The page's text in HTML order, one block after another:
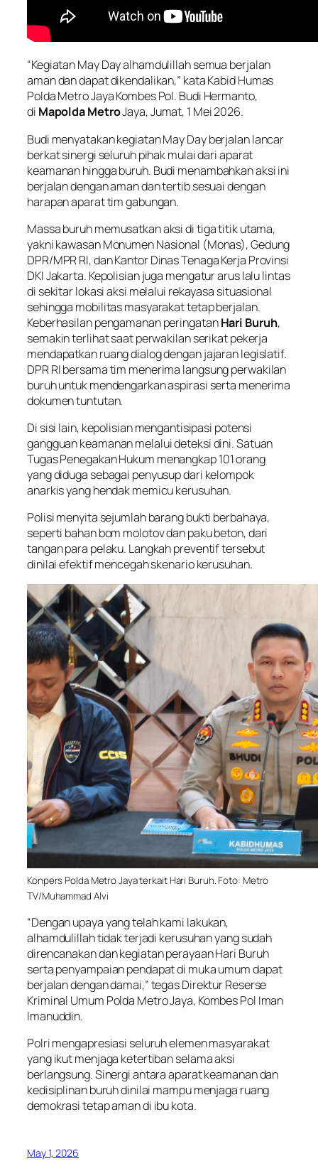
“Kegiatan May Day alhamdulillah semua berjalan
aman dan dapat dikendalikan,” kata Kabid Humas
Polda Metro Jaya Kombes Pol. Budi Hermanto,
di Mapolda MetroJaya, Jumat, 1 Mei 2026.
Budi menyatakan kegiatan May Day berjalan lancar
berkat sinergi seluruh pihak mulai dari aparat
keamanan hingga buruh. Budi menambahkan aksi ini
berjalan dengan aman dan tertib sesuai dengan
harapan aparat tim gabungan.
Massa buruh memusatkan aksi di tiga titik utama,
yakni kawasan Monumen Nasional (Monas), Gedung
DPR/MPR RI, dan Kantor Dinas Tenaga Kerja Provinsi
DKI Jakarta. Kepolisian juga mengatur arus lalu lintas
di sekitar lokasi aksi melalui rekayasa situasional
sehingga mobilitas masyarakat tetap berjalan.
Keberhasilan pengamanan peringatanHari Buruh,
semakin terlihat saat perwakilan serikat pekerja
mendapatkan ruang dialog dengan jajaran legislatif.
DPR RI bersama tim menerima langsung perwakilan
buruh untuk mendengarkan aspirasi serta menerima
dokumen tuntutan.
Di sisi lain, kepolisian mengantisipasi potensi
gangguan keamanan melalui deteksi dini. Satuan
Tugas Penegakan Hukum menangkap 101 orang
yang diduga sebagai penyusup dari kelompok
anarkis yang hendak memicu kerusuhan.
Polisi menyita sejumlah barang bukti berbahaya,
seperti bahan bom molotov dan paku beton, dari
tangan para pelaku. Langkah preventif tersebut
dinilai efektif mencegah skenario kerusuhan.
Konpers Polda Metro Jaya terkait Hari Buruh. Foto: Metro
TV/Muhammad Alvi
“Dengan upaya yang telah kami lakukan,
alhamdulillah tidak terjadi kerusuhan yang sudah
direncanakan dan kegiatan perayaan Hari Buruh
serta penyampaian pendapat di muka umum dapat
berjalan dengan damai,” tegas Direktur Reserse
Kriminal Umum Polda Metro Jaya, Kombes Pol Iman
Imanuddin.
Polri mengapresiasi seluruh elemen masyarakat
yang ikut menjaga ketertiban selama aksi
berlangsung. Sinergi antara aparat keamanan dan
kedisiplinan buruh dinilai mampu menjaga ruang
demokrasi tetap aman di ibu kota.
May 1, 2026